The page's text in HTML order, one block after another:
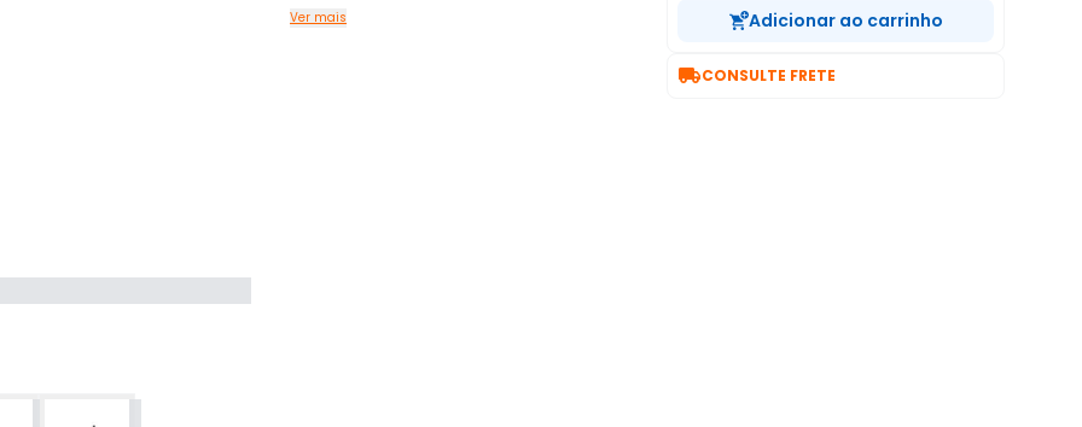
Ver mais
Adicionar ao carrinho
CONSULTE FRETE